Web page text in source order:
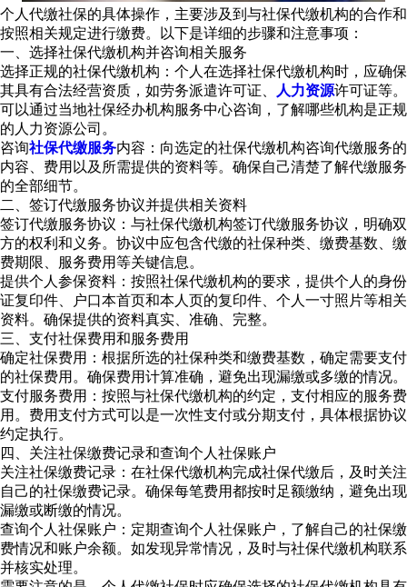
个人代缴社保的具体操作，主要涉及到与社保代缴机构的合作和
按照相关规定进行缴费。以下是详细的步骤和注意事项：
一、选择社保代缴机构并咨询相关服务
选择正规的社保代缴机构：个人在选择社保代缴机构时，应确保
其具有合法经营资质，如劳务派遣许可证、
人力资源许可证等。
可以通过当地社保经办机构服务中心咨询，了解哪些机构是正规
的人力资源公司。
咨询社保代缴服务内容：向选定的社保代缴机构咨询代缴服务的
内容、费用以及所需提供的资料等。确保自己清楚了解代缴服务
的全部细节。
二、签订代缴服务协议并提供相关资料
签订代缴服务协议：与社保代缴机构签订代缴服务协议，明确双
方的权利和义务。协议中应包含代缴的社保种类、缴费基数、缴
费期限、服务费用等关键信息。
提供个人参保资料：按照社保代缴机构的要求，提供个人的身份
证复印件、户口本首页和本人页的复印件、个人一寸照片等相关
资料。确保提供的资料真实、准确、完整。
三、支付社保费用和服务费用
确定社保费用：根据所选的社保种类和缴费基数，确定需要支付
的社保费用。确保费用计算准确，避免出现漏缴或多缴的情况。
支付服务费用：按照与社保代缴机构的约定，支付相应的服务费
用。费用支付方式可以是一次性支付或分期支付，具体根据协议
约定执行。
四、关注社保缴费记录和查询个人社保账户
关注社保缴费记录：在社保代缴机构完成社保代缴后，及时关注
自己的社保缴费记录。确保每笔费用都按时足额缴纳，避免出现
漏缴或断缴的情况。
查询个人社保账户：定期查询个人社保账户，了解自己的社保缴
费情况和账户余额。如发现异常情况，及时与社保代缴机构联系
并核实处理。